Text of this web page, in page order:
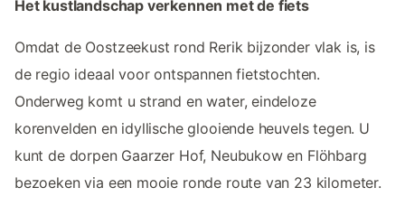
Het kustlandschap verkennen met de fiets
Omdat de Oostzeekust rond Rerik bijzonder vlak is, is
de regio ideaal voor ontspannen fietstochten.
Onderweg komt u strand en water, eindeloze
korenvelden en idyllische glooiende heuvels tegen. U
kunt de dorpen Gaarzer Hof, Neubukow en Flöhbarg
bezoeken via een mooie ronde route van 23 kilometer.